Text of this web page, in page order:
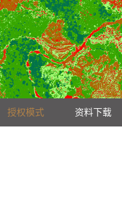
授权模式 资料下载